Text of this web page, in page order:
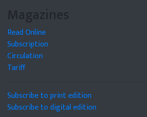
Magazines
Read Online
Subscription
Circulation
Tariff
Subscribe to print edition
Subscribe to digital edition